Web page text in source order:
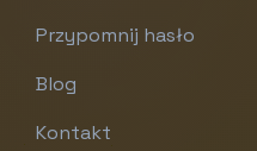
Przypomnij hasło
Blog
Kontakt